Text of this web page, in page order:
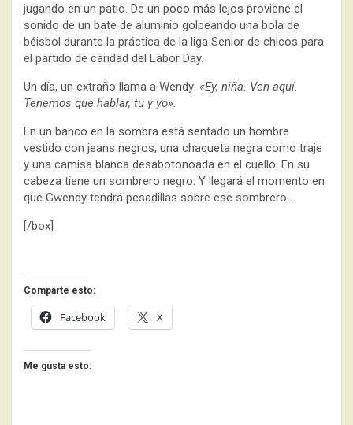
jugando en un patio. De un poco más lejos proviene el
sonido de un bate de aluminio golpeando una bola de
béisbol durante la práctica de la liga Senior de chicos para
el partido de caridad del Labor Day.
Un día, un extraño llama a Wendy: «Ey, niña. Ven aquí.
Tenemos que hablar, tu y yo».
En un banco en la sombra está sentado un hombre
vestido con jeans negros, una chaqueta negra como traje
y una camisa blanca desabotonoada en el cuello. En su
cabeza tiene un sombrero negro. Y llegará el momento en
que Gwendy tendrá pesadillas sobre ese sombrero…
[/box]
Comparte esto:
Facebook X
Me gusta esto: